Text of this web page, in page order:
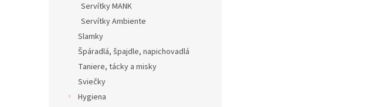
Servítky MANK
Servítky Ambiente
Slamky
Špáradlá, špajdle, napichovadlá
Taniere, tácky a misky
Sviečky
Hygiena